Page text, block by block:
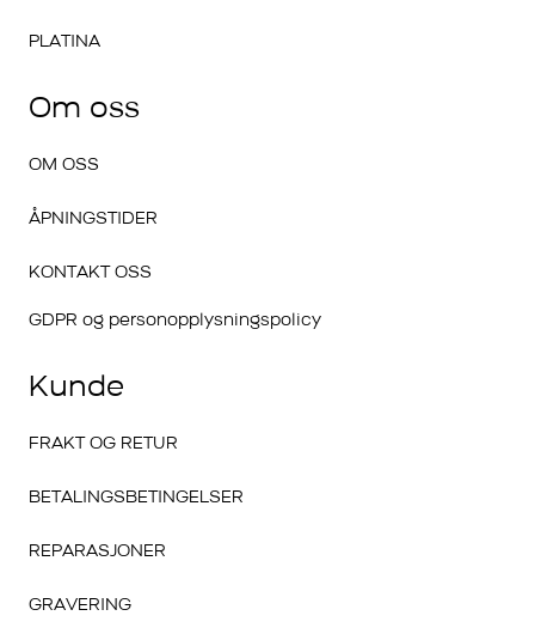
PLATINA
Om oss
OM OSS
ÅPNINGSTIDER
KONTAKT OSS
GDPR og personopplysningspolicy
Kunde
FRAKT OG RETUR
BETALINGSBETINGELSER
REPARASJONER
GRAVERING